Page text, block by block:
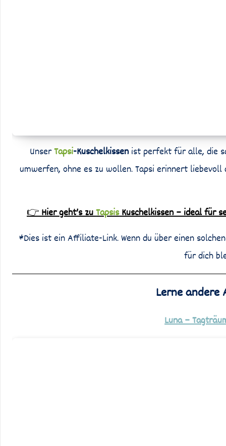
UnserTapsi-Kuschelkissenist perfekt für alle, die
umwerfen, ohne es zu wollen. Tapsi erinnert
👉Hier geht’s zuTapsisKuschelkissen – ideal für
*Dies ist ein Affiliate-Link. Wenn du über einen
für dich
Lerne andere
Luna –